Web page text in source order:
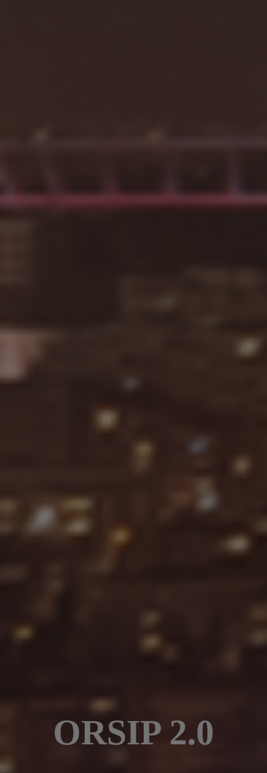
ORSIP 2.0